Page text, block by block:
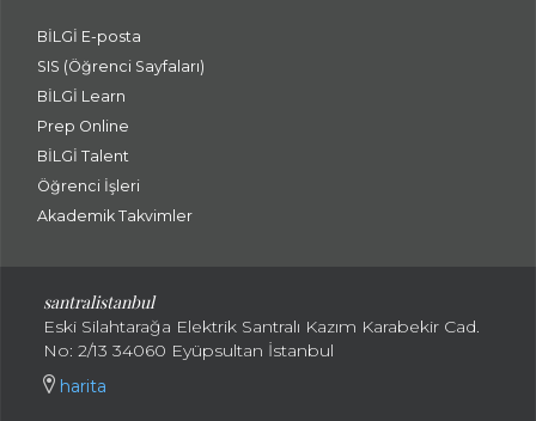
BİLGİ E-posta
SIS (Öğrenci Sayfaları)
BİLGİ Learn
Prep Online
BİLGİ Talent
Öğrenci İşleri
Akademik Takvimler
santralistanbul
Eski Silahtarağa Elektrik Santralı Kazım Karabekir Cad.
No: 2/13 34060 Eyüpsultan İstanbul
harita